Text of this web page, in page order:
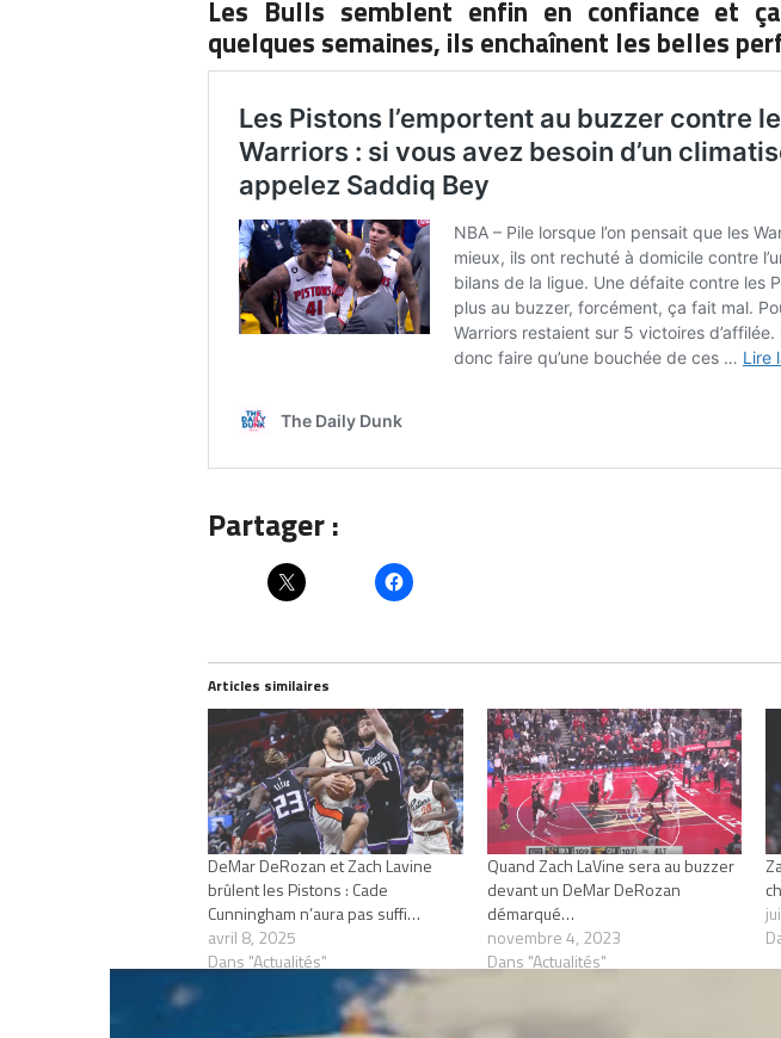
Les Bulls semblent enfin en confiance et
quelques semaines, ils enchaînent les belles
Partager :
Articles similaires
DeMar DeRozan et Zach Lavine
brûlent les Pistons : Cade
Cunningham n’aura pas suffi…
avril 8, 2025
Dans "Actualités"
Quand Zach LaVine sera au buzzer
devant un DeMar DeRozan
démarqué…
novembre 4, 2023
Dans "Actualités"